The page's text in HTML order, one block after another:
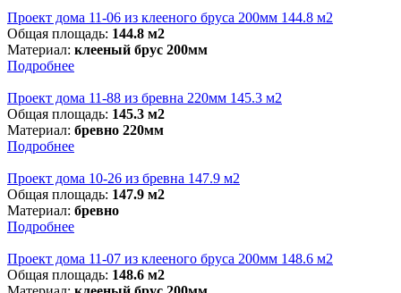
Проект дома 11-06 из клееного бруса 200мм 144.8 м2
Общая площадь: 144.8 м2
Материал: клееный брус 200мм
Подробнее
Проект дома 11-88 из бревна 220мм 145.3 м2
Общая площадь: 145.3 м2
Материал: бревно 220мм
Подробнее
Проект дома 10-26 из бревна 147.9 м2
Общая площадь: 147.9 м2
Материал: бревно
Подробнее
Проект дома 11-07 из клееного бруса 200мм 148.6 м2
Общая площадь: 148.6 м2